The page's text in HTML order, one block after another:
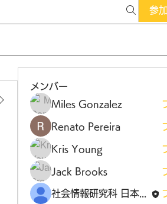
参
メンバー
Miles Gonzalez
Renato Pereira
Kris Young
Jack Brooks
社会情報研究科 日本大学大学院